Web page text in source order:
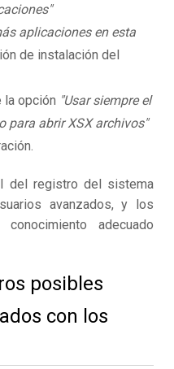
aplicaciones en esta
de instalación del
la opción "Usar siempre el
para abrir XSX archivos"
del registro del sistema
avanzados, y los
adecuado
posibles
con los